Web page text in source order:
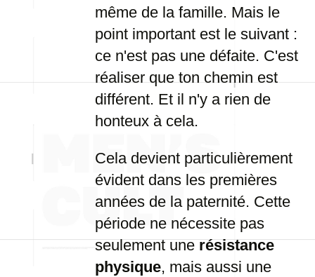
même de la famille. Mais le
point important est le suivant :
ce n'est pas une défaite. C'est
réaliser que ton chemin est
différent. Et il n'y a rien de
honteux à cela.
Cela devient particulièrement
évident dans les premières
années de la paternité. Cette
période ne nécessite pas
seulement unerésistance
physique, mais aussi une